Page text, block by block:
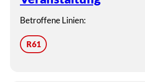
Betroffene Linien:
R61